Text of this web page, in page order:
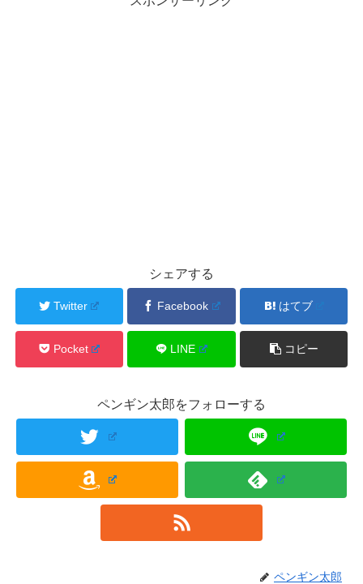
シェアする
Twitter Facebook はてブ
Pocket LINE コピー
ペンギン太郎をフォローする
ペンギン太郎